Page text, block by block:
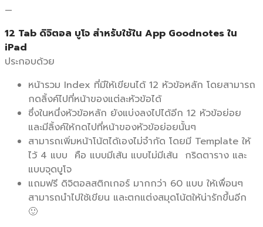
—
12 Tab ดิจิตอล บูโจ สำหรับใช้ใน App Goodnotes ใน
iPad
ประกอบด้วย
หน้ารวม Index ที่มีให้เขียนได้ 12 หัวข้อหลัก โดยสามารถ
กดลิ้งค์ไปที่หน้าของแต่ละหัวข้อได้
ซึ่งในหนึ่งหัวข้อหลัก ยังแบ่งลงไปได้อีก 12 หัวข้อย่อย
และมีลิ้งค์ให้กดไปที่หน้าของหัวข้อย่อยนั้นๆ
สามารถเพิ่มหน้าโน้ตได้เองไม่จำกัด โดยมี Template ให้
ไว้ 4 แบบ คือ แบบมีเส้น แบบไม่มีเส้น กริดตาราง และ
แบบจุดบูโจ
แถมฟรี ดิจิตอลสติกเกอร์ มากกว่า 60 แบบ ให้เพื่อนๆ
สามารถนำไปใช้เขียน และตกแต่งสมุดโน้ตให้น่ารักขึ้นอีก
🙂